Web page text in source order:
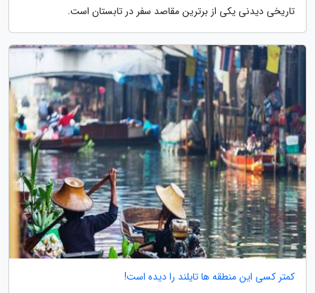
تاریخی دیدنی یکی از برترین مقاصد سفر در تابستان است.
کمتر کسی این منطقه ها تایلند را دیده است!